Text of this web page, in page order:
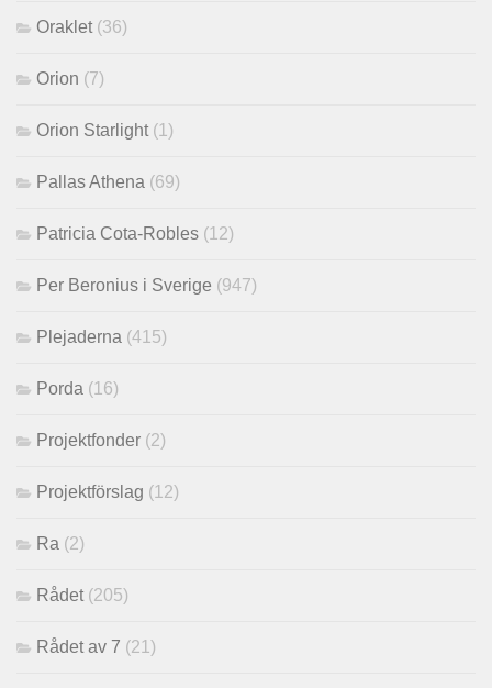
Oraklet (36)
Orion (7)
Orion Starlight (1)
Pallas Athena (69)
Patricia Cota-Robles (12)
Per Beronius i Sverige (947)
Plejaderna (415)
Porda (16)
Projektfonder (2)
Projektförslag (12)
Ra (2)
Rådet (205)
Rådet av 7 (21)